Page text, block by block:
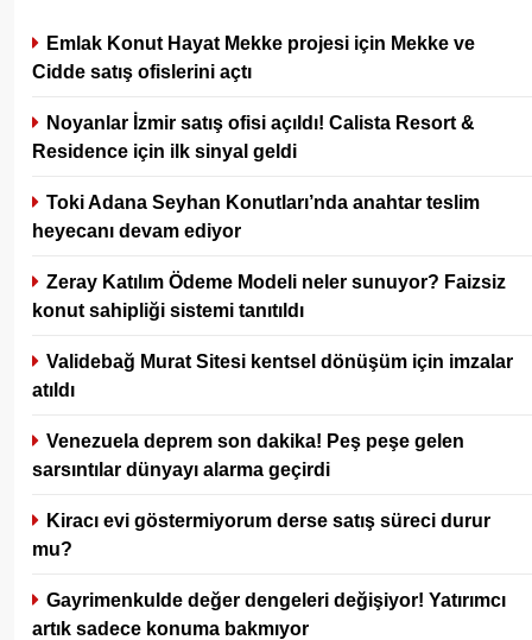
Emlak Konut Hayat Mekke projesi için Mekke ve
Cidde satış ofislerini açtı
Noyanlar İzmir satış ofisi açıldı! Calista Resort &
Residence için ilk sinyal geldi
Toki Adana Seyhan Konutları’nda anahtar teslim
heyecanı devam ediyor
Zeray Katılım Ödeme Modeli neler sunuyor? Faizsiz
konut sahipliği sistemi tanıtıldı
Validebağ Murat Sitesi kentsel dönüşüm için imzalar
atıldı
Venezuela deprem son dakika! Peş peşe gelen
sarsıntılar dünyayı alarma geçirdi
Kiracı evi göstermiyorum derse satış süreci durur
mu?
Gayrimenkulde değer dengeleri değişiyor! Yatırımcı
artık sadece konuma bakmıyor